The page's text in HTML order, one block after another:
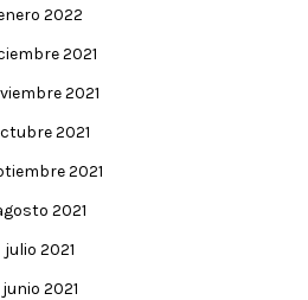
2022
2021
2021
2021
2021
2021
julio 2021
junio 2021